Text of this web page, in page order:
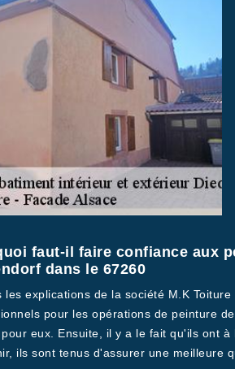
faut-il faire confiance aux
dans le 67260
les explications de la société M.K
pour les opérations de peinture
eux. Ensuite, il y a le fait qu'ils ont
ils sont tenus d'assurer une meilleure